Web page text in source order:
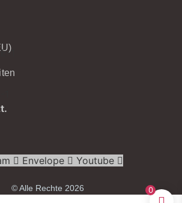
Envelope Youtube
© Alle Rechte 2026 0